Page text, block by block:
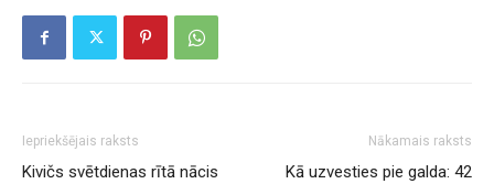
Iepriekšējais raksts
Kivičs svētdienas rītā nācis
Nākamais raksts
Kā uzvesties pie galda: 42